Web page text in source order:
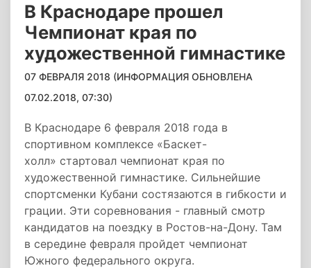
В Краснодаре прошел
Чемпионат края по
художественной гимнастике
07 ФЕВРАЛЯ 2018 (ИНФОРМАЦИЯ ОБНОВЛЕНА
07.02.2018, 07:30)
В Краснодаре 6 февраля 2018 года в
спортивном комплексе «Баскет-
холл» стартовал чемпионат края по
художественной гимнастике. Сильнейшие
спортсменки Кубани состязаются в гибкости и
грации. Эти соревнования - главный смотр
кандидатов на поездку в Ростов-на-Дону. Там
в середине февраля пройдет чемпионат
Южного федерального округа.